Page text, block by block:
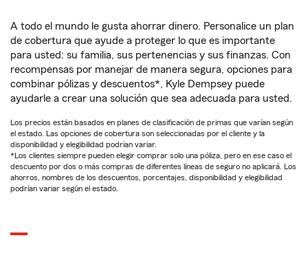
A todo el mundo le gusta ahorrar dinero. Personalice un plan
de cobertura que ayude a proteger lo que es importante
para usted: su familia, sus pertenencias y sus finanzas. Con
recompensas por manejar de manera segura, opciones para
combinar pólizas y descuentos*, Kyle Dempsey puede
ayudarle a crear una solución que sea adecuada para usted.
Los precios están basados en planes de clasificación de primas que varían según
el estado. Las opciones de cobertura son seleccionadas por el cliente y la
disponibilidad y elegibilidad podrían variar.
*Los clientes siempre pueden elegir comprar solo una póliza, pero en ese caso el
descuento por dos o más compras de diferentes líneas de seguro no aplicará. Los
ahorros, nombres de los descuentos, porcentajes, disponibilidad y elegibilidad
podrían variar según el estado.